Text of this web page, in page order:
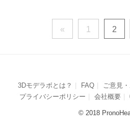
« 1 2
3Dモデラボとは？ FAQ ご意見
プライバシーポリシー
会社概要
© 2018